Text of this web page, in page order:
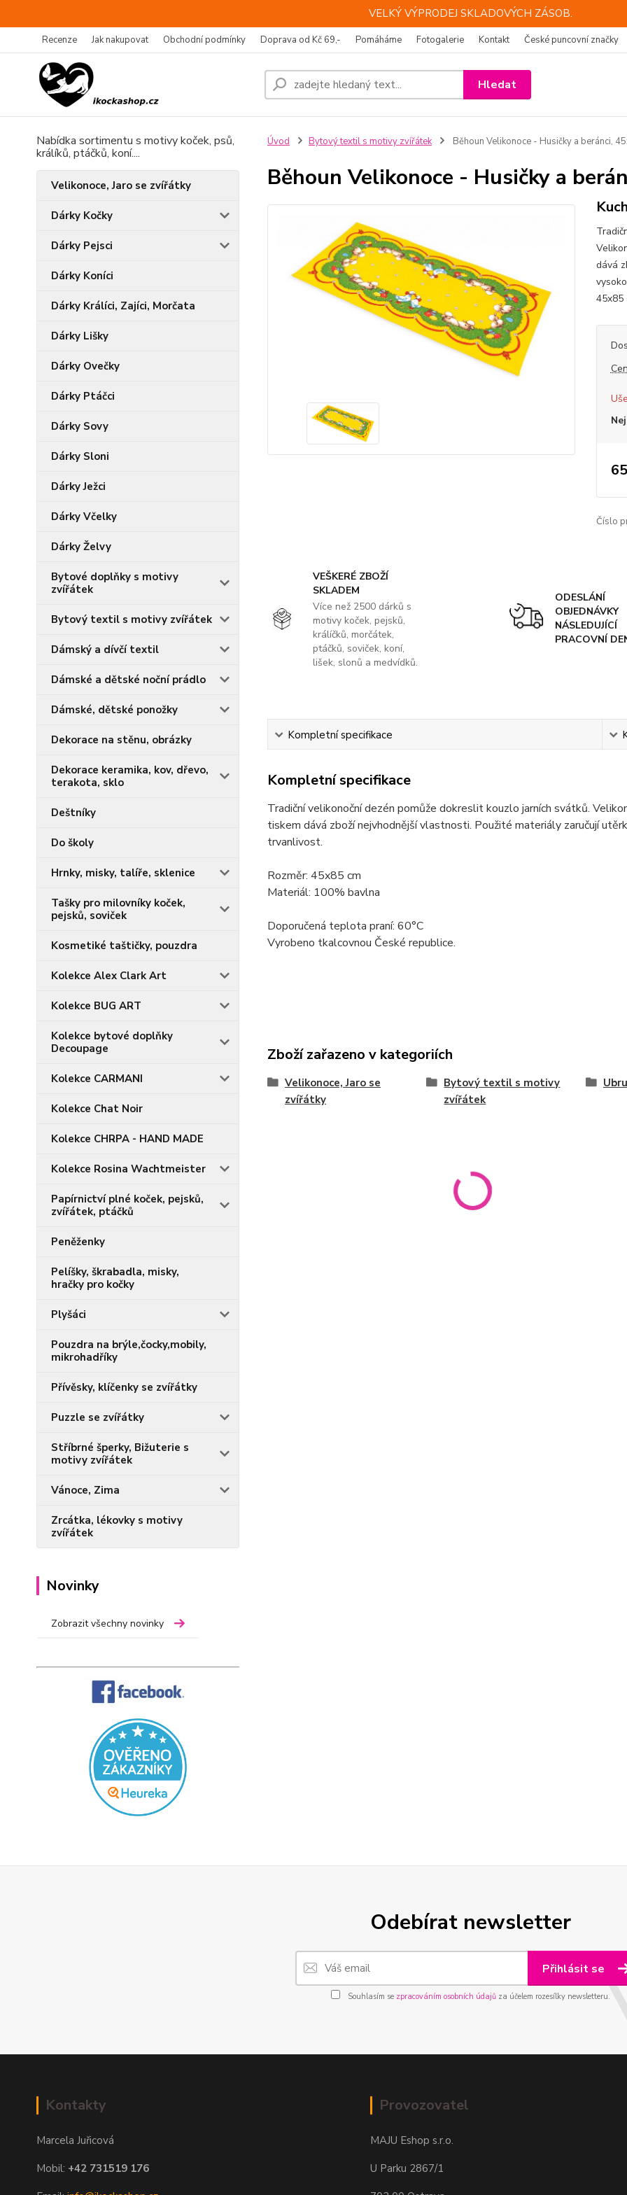
VELKÝ VÝPRODEJ SKLADOVÝCH ZÁSOB.
Recenze Jak nakupovat Obchodní podmínky Doprava od Kč 69,- Pomáháme Fotogalerie Kontakt České puncovní značky
Hledat
Nabídka sortimentu s motivy koček, psů,
králíků, ptáčků, koní....
Velikonoce, Jaro se zvířátky
Dárky Kočky
Dárky Pejsci
Dárky Koníci
Dárky Králíci, Zajíci, Morčata
Dárky Lišky
Dárky Ovečky
Dárky Ptáčci
Dárky Sovy
Dárky Sloni
Dárky Ježci
Dárky Včelky
Dárky Želvy
Bytové doplňky s motivy
zvířátek
Bytový textil s motivy zvířátek
Dámský a dívčí textil
Dámské a dětské noční prádlo
Dámské, dětské ponožky
Dekorace na stěnu, obrázky
Dekorace keramika, kov, dřevo,
terakota, sklo
Deštníky
Do školy
Hrnky, misky, talíře, sklenice
Tašky pro milovníky koček,
pejsků, soviček
Kosmetiké taštičky, pouzdra
Kolekce Alex Clark Art
Kolekce BUG ART
Kolekce bytové doplňky
Decoupage
Kolekce CARMANI
Kolekce Chat Noir
Kolekce CHRPA - HAND MADE
Kolekce Rosina Wachtmeister
Papírnictví plné koček, pejsků,
zvířátek, ptáčků
Peněženky
Pelíšky, škrabadla, misky,
hračky pro kočky
Plyšáci
Pouzdra na brýle,čocky,mobily,
mikrohadříky
Přívěsky, klíčenky se zvířátky
Puzzle se zvířátky
Stříbrné šperky, Bižuterie s
motivy zvířátek
Vánoce, Zima
Zrcátka, lékovky s motivy
zvířátek
Novinky
Zobrazit všechny novinky
Úvod Bytový textil s motivy zvířátek Běhoun Velikonoce - Husičky a beránci,
Běhoun Velikonoce - Husičky a
dává
45x85
Číslo
VEŠKERÉ ZBOŽÍ
SKLADEM
Více než 2500 dárků s
motivy koček, pejsků,
králíčků, morčátek,
ptáčků, soviček, koní,
lišek, slonů a medvídků.
ODESLÁNÍ
OBJEDNÁVKY
NÁSLEDUJÍCÍ
PRACOVNÍ
Kompletní specifikace
Kompletní specifikace
Tradiční velikonoční dezén pomůže dokreslit kouzlo jarních svátků.
tiskem dává zboží nejvhodnější vlastnosti. Použité materiály zaručují
trvanlivost.
Rozměr: 45x85 cm
Materiál: 100% bavlna
Doporučená teplota praní: 60°C
Vyrobeno tkalcovnou České republice.
Zboží zařazeno v kategoriích
Velikonoce, Jaro se
zvířátky
Bytový textil s motivy
zvířátek
Odebírat newsletter
Přihlásit se
Souhlasím se zpracováním osobních údajůza účelem rozesílky newsletteru.
Kontakty
Marcela Juřicová
Mobil: +42 731519 176
Provozovatel
MAJU Eshop s.r.o.
U Parku 2867/1